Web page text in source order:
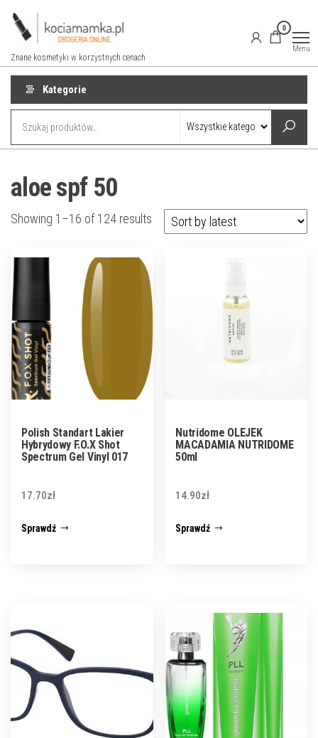
Przejdź
Znane kosmetyki w korzystnych cenach
0
Menu
Kategorie
aloe spf 50
Showing 1–16 of 124 results
Polish Standart Lakier
Hybrydowy F.O.X Shot
Spectrum Gel Vinyl 017
17.70zł
Sprawdź
Nutridome OLEJEK
MACADAMIA NUTRIDOME
50ml
14.90zł
Sprawdź